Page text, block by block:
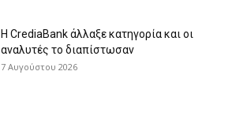
Η CrediaBank άλλαξε κατηγορία και οι
αναλυτές το διαπίστωσαν
7 Αυγούστου 2026